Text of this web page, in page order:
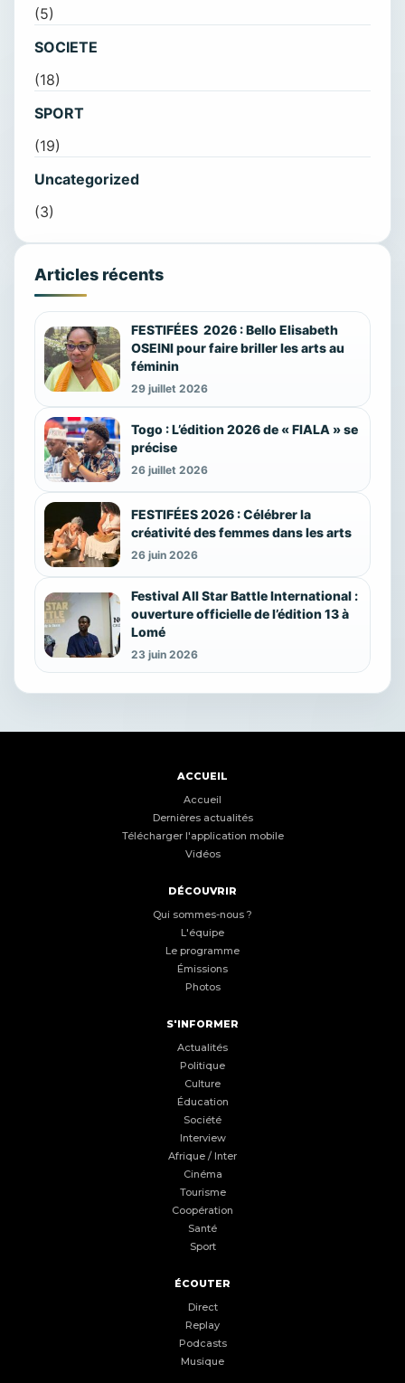
(5)
SOCIETE
(18)
SPORT
(19)
Uncategorized
(3)
Articles récents
FESTIFÉES 2026 : Bello Elisabeth
OSEINI pour faire briller les arts au
féminin
29 juillet 2026
Togo : L’édition 2026 de « FIALA » se
précise
26 juillet 2026
FESTIFÉES 2026 : Célébrer la
créativité des femmes dans les arts
26 juin 2026
Festival All Star Battle International :
ouverture officielle de l’édition 13 à
Lomé
23 juin 2026
ACCUEIL
Accueil
Dernières actualités
Télécharger l'application mobile
Vidéos
DÉCOUVRIR
Qui sommes-nous ?
L'équipe
Le programme
Émissions
Photos
S'INFORMER
Actualités
Politique
Culture
Éducation
Société
Interview
Afrique / Inter
Cinéma
Tourisme
Coopération
Santé
Sport
ÉCOUTER
Direct
Replay
Podcasts
Musique